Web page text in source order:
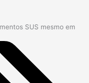
SUS mesmo em